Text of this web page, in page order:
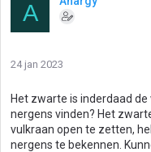
A
24 jan 2023
Het zwarte is inderdaad
nergens vinden? Het
vulkraan open te zetten,
nergens te bekennen.